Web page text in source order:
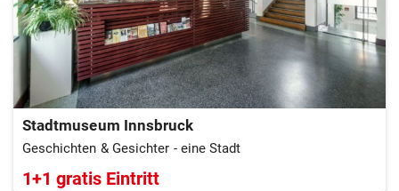
Stadtmuseum Innsbruck
Geschichten & Gesichter - eine Stadt
1+1 gratis Eintritt